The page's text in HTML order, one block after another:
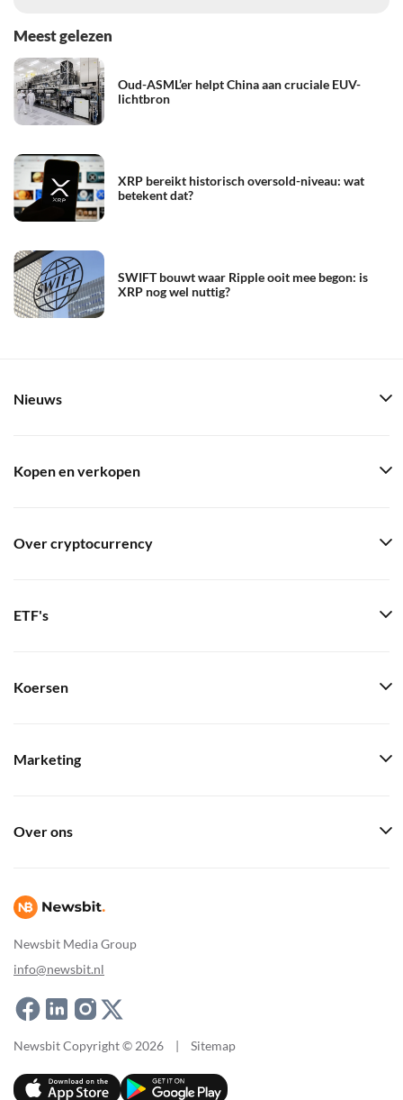
Meest gelezen
Oud-ASML’er helpt China aan cruciale EUV-
lichtbron
XRP bereikt historisch oversold-niveau: wat
betekent dat?
SWIFT bouwt waar Ripple ooit mee begon: is
XRP nog wel nuttig?
Newsbit Media Group
info@newsbit.nl
Nieuws
Kopen en verkopen
Over cryptocurrency
ETF's
Koersen
Marketing
Over ons
Newsbit Copyright © 2026 | Sitemap